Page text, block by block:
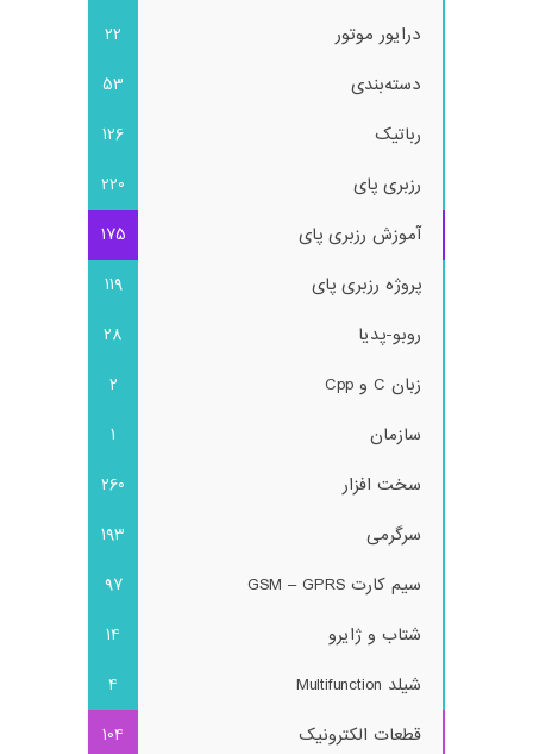
درایور موتور
22
دسته‌بندی
53
رباتیک
126
رزبری پای
220
آموزش رزبری پای
175
پروژه رزبری پای
119
روبو-پدیا
28
زبان C و Cpp
2
سازمان
1
سخت افزار
260
سرگرمی
193
سیم کارت GSM – GPRS
97
شتاب و ژایرو
14
شیلد Multifunction
4
قطعات الکترونیک
104